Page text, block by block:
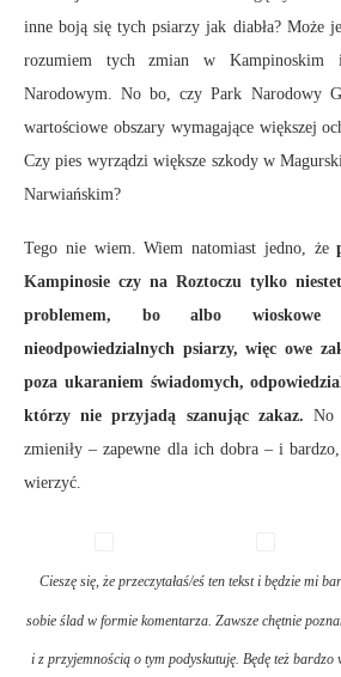
inne boją się tych psiarzy jak diabła? Może
rozumiem tych zmian w Kampinoskim i
Narodowym. No bo, czy Park Narodowy
wartościowe obszary wymagające większej
Czy pies wyrządzi większe szkody w
Narwiańskim?
Tego nie wiem. Wiem natomiast jedno, że
Kampinosie czy na Roztoczu tylko
problemem, bo albo
nieodpowiedzialnych psiarzy, więc owe
poza ukaraniem świadomych,
którzy nie przyjadą szanując zakaz. No
zmieniły – zapewne dla ich dobra – i
wierzyć.
Cieszę się, że przeczytałaś/eś ten tekst i będzie mi
sobie ślad w formie komentarza. Zawsze chętnie
i z przyjemnością o tym podyskutuję. Będę też bardzo